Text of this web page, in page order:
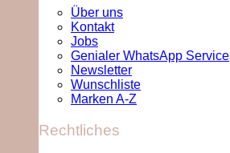
Über uns
Kontakt
Jobs
Genialer WhatsApp Service
Newsletter
Wunschliste
Marken A-Z
Rechtliches